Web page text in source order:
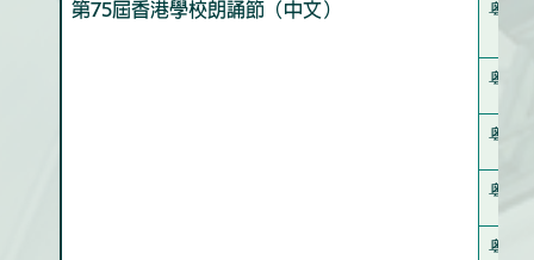
第75屆香港學校朗誦節（中文）
粤語
粤語
粤語
粤語
粤語